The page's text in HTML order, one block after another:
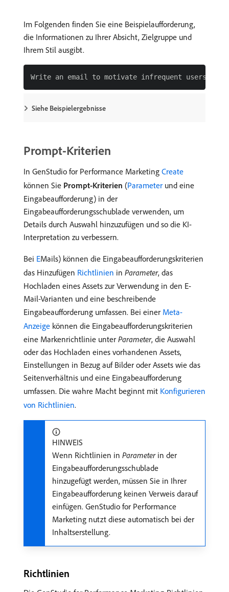
Im Folgenden finden Sie eine Beispielaufforderung,
die Informationen zu Ihrer Absicht, Zielgruppe und
Ihrem Stil ausgibt.
Siehe Beispielergebnisse
Prompt-Kriterien
In GenStudio for Performance Marketing Create
können Sie Prompt-Kriterien (Parameter und eine
Eingabeaufforderung) in der
Eingabeaufforderungsschublade verwenden, um
Details durch Auswahl hinzuzufügen und so die KI-
Interpretation zu verbessern.
Bei EMails) können die Eingabeaufforderungskriterien
das Hinzufügen Richtlinien in Parameter, das
Hochladen eines Assets zur Verwendung in den E-
Mail-Varianten und eine beschreibende
Eingabeaufforderung umfassen. Bei einer Meta-
Anzeige können die Eingabeaufforderungskriterien
eine Markenrichtlinie unter Parameter, die Auswahl
oder das Hochladen eines vorhandenen Assets,
Einstellungen in Bezug auf Bilder oder Assets wie das
Seitenverhältnis und eine Eingabeaufforderung
umfassen. Die wahre Macht beginnt mit Konfigurieren
von Richtlinien.
HINWEIS
Wenn Richtlinien in Parameterin der
Eingabeaufforderungsschublade
hinzugefügt werden, müssen Sie in Ihrer
Eingabeaufforderung keinen Verweis darauf
einfügen. GenStudio for Performance
Marketing nutzt diese automatisch bei der
Inhaltserstellung.
Richtlinien